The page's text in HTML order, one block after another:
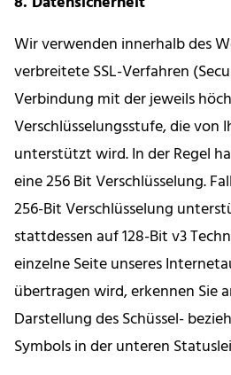
Wir verwenden innerhalb des
verbreitete SSL-Verfahren
Verbindung mit der jeweils
Verschlüsselungsstufe, die von
unterstützt wird. In der Regel
eine 256 Bit Verschlüsselung.
256-Bit Verschlüsselung
stattdessen auf 128-Bit v3
einzelne Seite unseres
übertragen wird, erkennen Sie
Darstellung des Schüssel-
Symbols in der unteren